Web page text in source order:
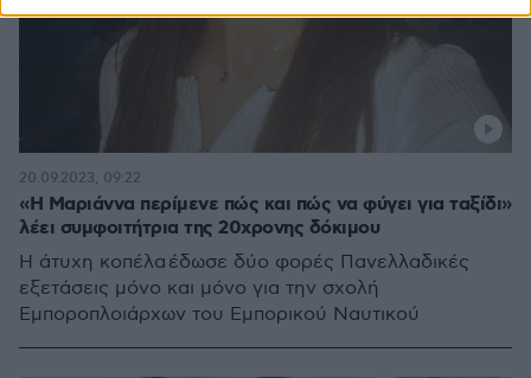
«Η Μαριάννα περίμενε πώς και πώς να φύγει για ταξίδι»
λέει συμφοιτήτρια της 20χρονης δόκιμου
Η άτυχη κοπέλα έδωσε δύο φορές Πανελλαδικές
εξετάσεις μόνο και μόνο για την σχολή
Εμποροπλοιάρχων του Εμπορικού Ναυτικού
20.09.2023, 09:22